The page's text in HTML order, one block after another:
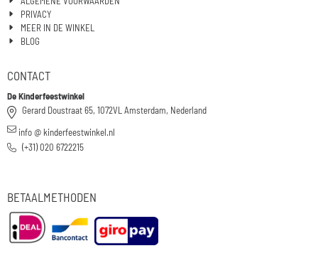
PRIVACY
MEER IN DE WINKEL
BLOG
CONTACT
De Kinderfeestwinkel
Gerard Doustraat 65, 1072VL Amsterdam, Nederland
info @ kinderfeestwinkel.nl
(+31) 020 6722215
BETAALMETHODEN